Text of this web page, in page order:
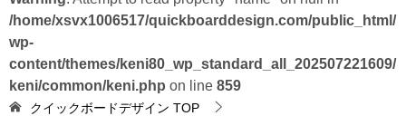
/home/xsvx1006517/quickboarddesign.com/public_html/
wp-
content/themes/keni80_wp_standard_all_202507221609/
keni/common/keni.php on line 859
クイックボードデザイン TOP